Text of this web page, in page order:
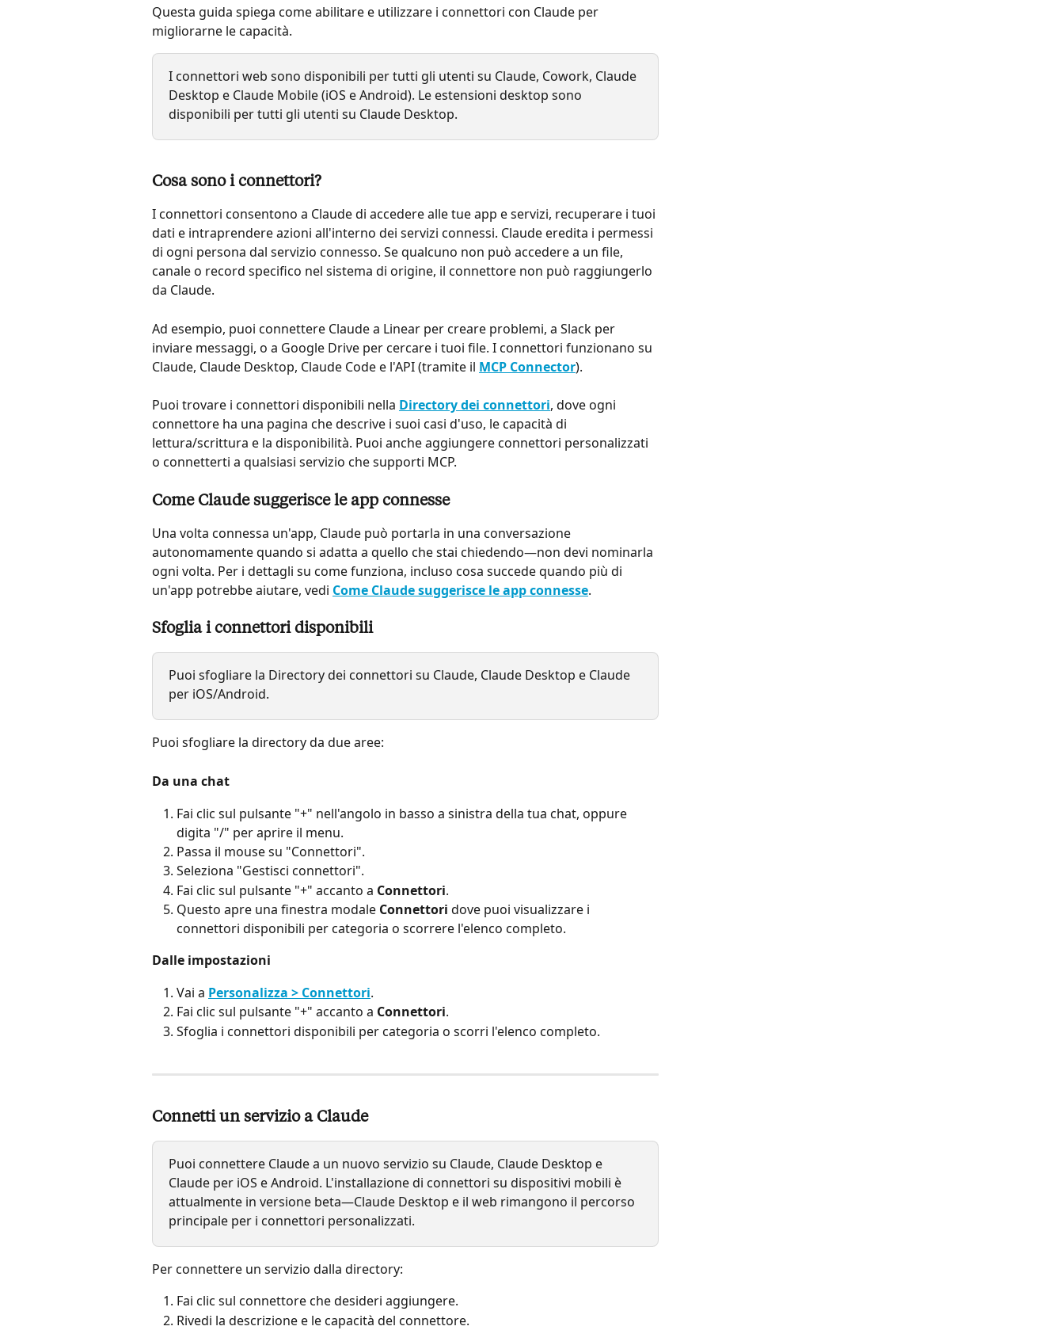
Questa guida spiega come abilitare e utilizzare i connettori con Claude per
migliorarne le capacità.
I connettori web sono disponibili per tutti gli utenti su Claude, Cowork, Claude
Desktop e Claude Mobile (iOS e Android). Le estensioni desktop sono
disponibili per tutti gli utenti su Claude Desktop.
Cosa sono i connettori?
I connettori consentono a Claude di accedere alle tue app e servizi, recuperare i tuoi
dati e intraprendere azioni all'interno dei servizi connessi. Claude eredita i permessi
di ogni persona dal servizio connesso. Se qualcuno non può accedere a un file,
canale o record specifico nel sistema di origine, il connettore non può raggiungerlo
da Claude.
Ad esempio, puoi connettere Claude a Linear per creare problemi, a Slack per
inviare messaggi, o a Google Drive per cercare i tuoi file. I connettori funzionano su
Claude, Claude Desktop, Claude Code e l'API (tramite il MCP Connector).
Puoi trovare i connettori disponibili nella Directory dei connettori, dove ogni
connettore ha una pagina che descrive i suoi casi d'uso, le capacità di
lettura/scrittura e la disponibilità. Puoi anche aggiungere connettori personalizzati
o connetterti a qualsiasi servizio che supporti MCP.
Come Claude suggerisce le app connesse
Una volta connessa un'app, Claude può portarla in una conversazione
autonomamente quando si adatta a quello che stai chiedendo—non devi nominarla
ogni volta. Per i dettagli su come funziona, incluso cosa succede quando più di
un'app potrebbe aiutare, vedi Come Claude suggerisce le app connesse.
Sfoglia i connettori disponibili
Puoi sfogliare la Directory dei connettori su Claude, Claude Desktop e Claude
per iOS/Android.
Puoi sfogliare la directory da due aree:
Da una chat
Fai clic sul pulsante "+" nell'angolo in basso a sinistra della tua chat, oppure
digita "/" per aprire il menu.
Passa il mouse su "Connettori".
Seleziona "Gestisci connettori".
Fai clic sul pulsante "+" accanto a Connettori.
Questo apre una finestra modale Connettori dove puoi visualizzare i
connettori disponibili per categoria o scorrere l'elenco completo.
Dalle impostazioni
Vai a Personalizza > Connettori.
Fai clic sul pulsante "+" accanto a Connettori.
Sfoglia i connettori disponibili per categoria o scorri l'elenco completo.
Connetti un servizio a Claude
Puoi connettere Claude a un nuovo servizio su Claude, Claude Desktop e
Claude per iOS e Android. L'installazione di connettori su dispositivi mobili è
attualmente in versione beta—Claude Desktop e il web rimangono il percorso
principale per i connettori personalizzati.
Per connettere un servizio dalla directory:
Fai clic sul connettore che desideri aggiungere.
Rivedi la descrizione e le capacità del connettore.